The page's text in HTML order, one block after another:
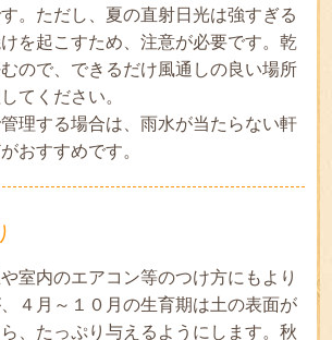
。ただし、夏の直射日光は強すぎる
を起こすため、注意が必要です。乾
ので、できるだけ風通しの良い場所
てください。
理する場合は、雨水が当たらない軒
おすすめです。
室内のエアコン等のつけ方にもより
４月～１０月の生育期は土の表面が
、たっぷり与えるようにします。秋